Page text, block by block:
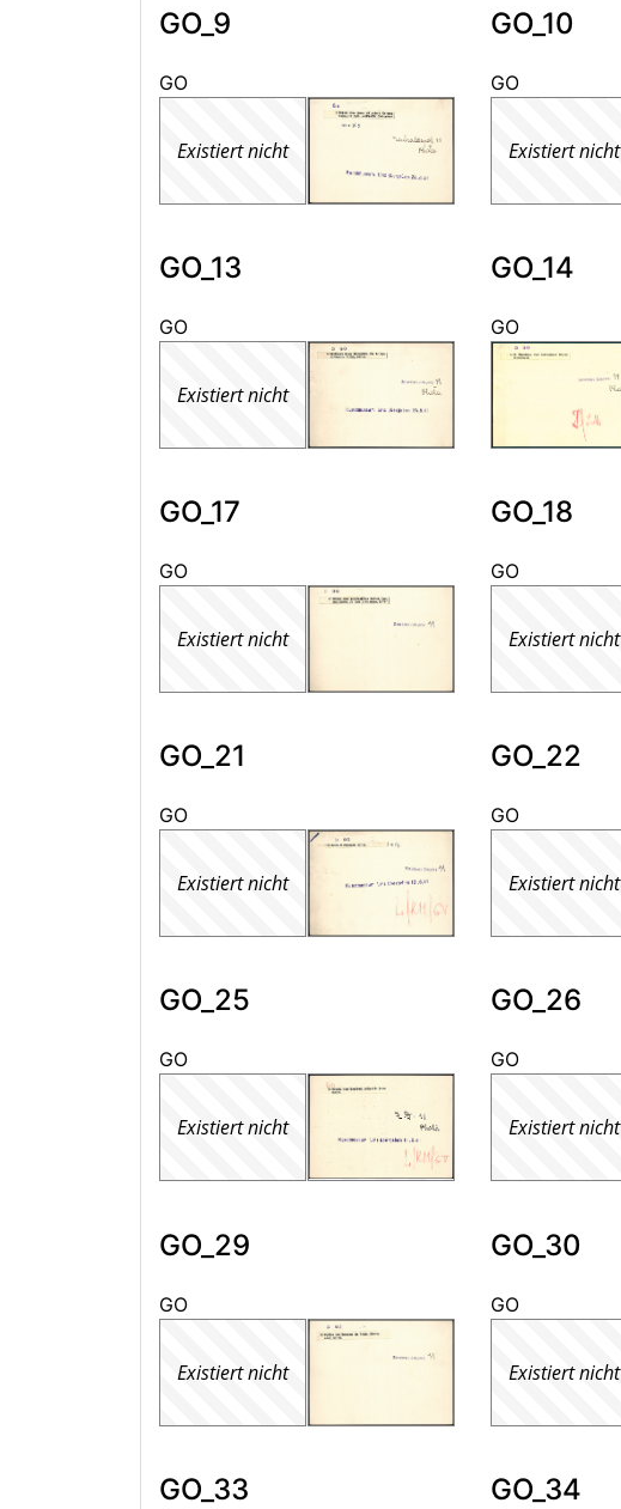
GO_9
GO
Existiert nicht
GO_10
GO
Existiert nicht
GO_13
GO
Existiert nicht
GO_14
GO
GO_17
GO
Existiert nicht
GO_18
GO
Existiert nicht
GO_21
GO
Existiert nicht
GO_22
GO
Existiert nicht
GO_25
GO
Existiert nicht
GO_26
GO
Existiert nicht
GO_29
GO
Existiert nicht
GO_30
GO
Existiert nicht
GO_33 GO_34